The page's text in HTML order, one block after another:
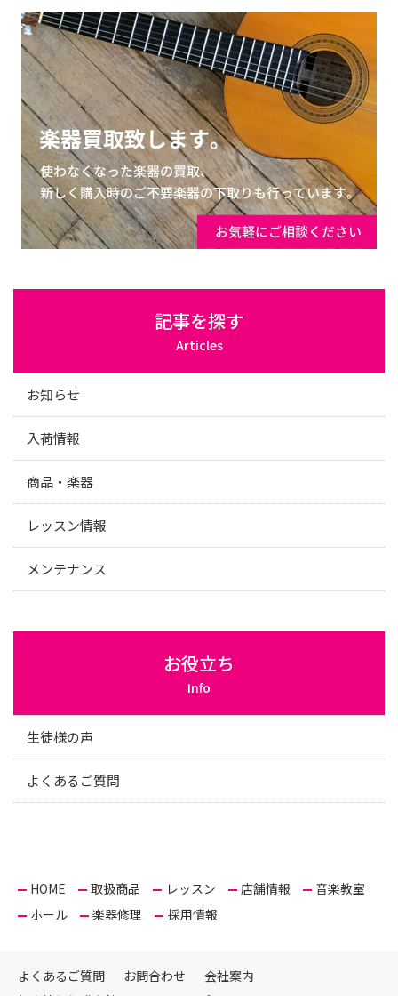
記事を探す
Articles
お知らせ
入荷情報
商品・楽器
レッスン情報
メンテナンス
お役立ち
Info
生徒様の声
よくあるご質問
HOME 取扱商品 レッスン 店舗情報
音楽教室
ホール
楽器修理 採用情報
よくあるご質問 お問合わせ
会社案内